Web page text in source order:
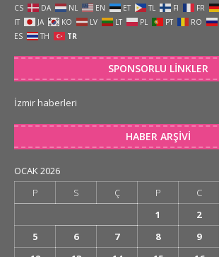
CS
DA NL EN ET TL FI FR
IT
JA KO LV LT PL PT RO
ES
TH TR
SPONSORLU LINKLER
İzmir haberleri
HABER ARŞIVI
OCAK 2026
P
S Ç P C
1
2
5
6 7 8 9